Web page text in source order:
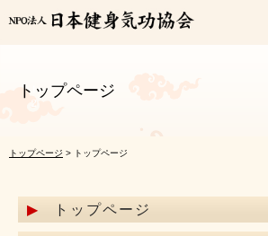
トップページ
トップページ > トップページ
トップページ